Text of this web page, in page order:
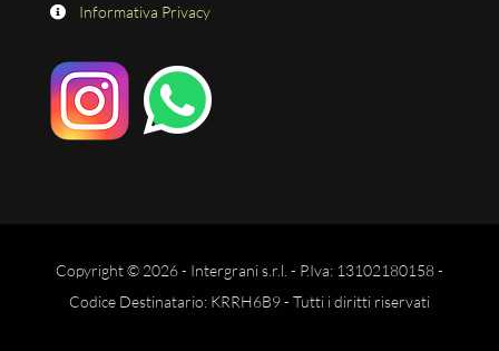
Informativa Privacy
Copyright © 2026 - Intergrani s.r.l. - P.Iva: 13102180158 -
Codice Destinatario: KRRH6B9 - Tutti i diritti riservati